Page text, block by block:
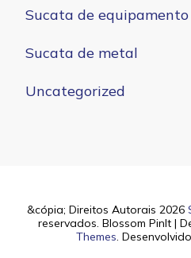
Sucata de
Sucata de metal
Uncategorized
&cópia; Direitos Autorais 2026
reservados. Blossom PinIt |
Themes.